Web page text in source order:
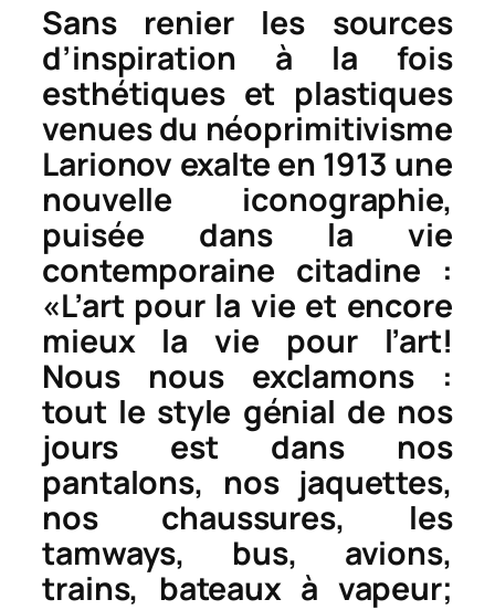
Sans renier les sources
d’inspiration à la fois
esthétiques et plastiques
venues du néoprimitivisme
Larionov exalte en 1913 une
nouvelle iconographie,
puisée dans la vie
contemporaine citadine :
«L’art pour la vie et encore
mieux la vie pour l’art!
Nous nous exclamons :
tout le style génial de nos
jours est dans nos
pantalons, nos jaquettes,
nos chaussures, les
tamways, bus, avions,
trains, bateaux à vapeur;